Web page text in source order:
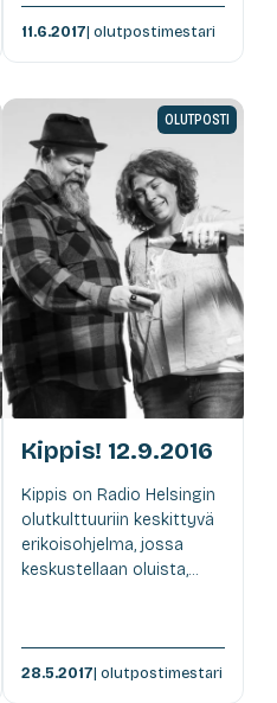
11.6.2017| olutpostimestari
OLUTPOSTI
Kippis! 12.9.2016
Kippis on Radio Helsingin
olutkulttuuriin keskittyvä
erikoisohjelma, jossa
keskustellaan oluista,...
28.5.2017| olutpostimestari